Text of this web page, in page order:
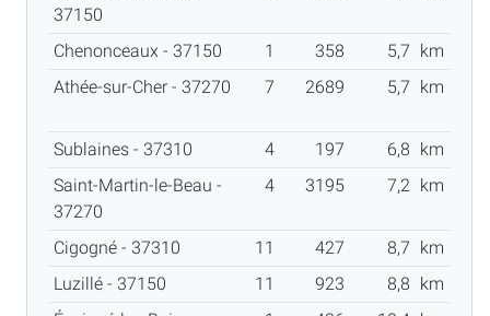
37150
Chenonceaux - 37150 1 358 5,7 km
Athée-sur-Cher - 37270
7 2689 5,7 km
Sublaines - 37310 4 197 6,8 km
Saint-Martin-le-Beau -
37270
4 3195 7,2 km
Cigogné - 37310 11 427 8,7 km
Luzillé - 37150
11 923 8,8 km